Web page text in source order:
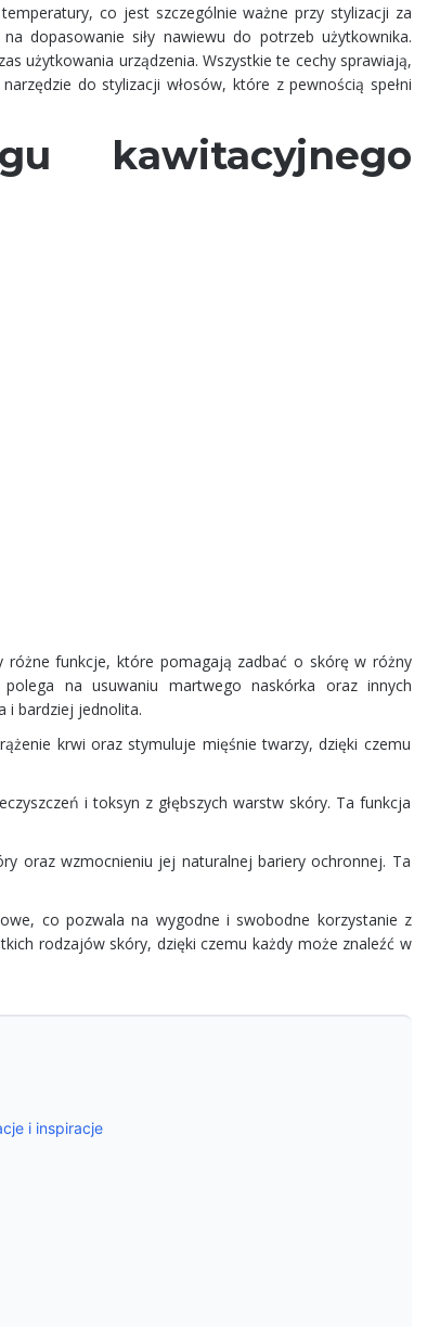
co jest szczególnie ważne przy stylizacji za
dopasowanie siły nawiewu do potrzeb użytkownika.
użytkowania urządzenia. Wszystkie te cechy sprawiają,
do stylizacji włosów, które z pewnością spełni
kawitacyjnego
różne funkcje, które pomagają zadbać o skórę w różny
na usuwaniu martwego naskórka oraz innych
i bardziej jednolita.
krwi oraz stymuluje mięśnie twarzy, dzięki czemu
i toksyn z głębszych warstw skóry. Ta funkcja
oraz wzmocnieniu jej naturalnej bariery ochronnej. Ta
co pozwala na wygodne i swobodne korzystanie z
rodzajów skóry, dzięki czemu każdy może znaleźć w
i inspiracje